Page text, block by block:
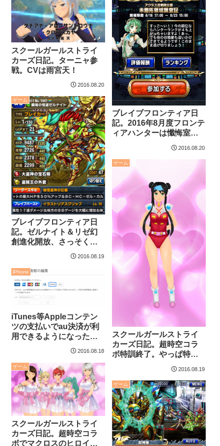
ブレイブフロンティア日
記。2016年8月度フロンテ
ィアハンターは懺悔室で
2016.08.20
スクールガールストライ
カーズ日記。ターニャ参
戦。CVは雨宮天！
2016.08.20
ゲーム
ブレイブフロンティア日
記。ゼルナイト＆リゼ幻
創進化開放、さっそく進
2016.08.19
ゲーム
スクールガールストライ
カーズ日記。超時空コラ
ボ特訓終了。やっぱ特訓
2016.08.19
iPhone
iTunes等Appleコンテン
ツの支払いでau決済が利
用できるようになったの
2016.08.18
ゲーム
スクールガールストライ
カーズ日記。超時空コラ
ボでマクロスのヒロイン
ゲーム